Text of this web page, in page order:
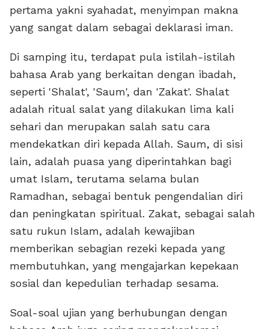
pertama yakni syahadat, menyimpan makna
yang sangat dalam sebagai deklarasi iman.
Di samping itu, terdapat pula istilah-istilah
bahasa Arab yang berkaitan dengan ibadah,
seperti 'Shalat', 'Saum', dan 'Zakat'. Shalat
adalah ritual salat yang dilakukan lima kali
sehari dan merupakan salah satu cara
mendekatkan diri kepada Allah. Saum, di sisi
lain, adalah puasa yang diperintahkan bagi
umat Islam, terutama selama bulan
Ramadhan, sebagai bentuk pengendalian diri
dan peningkatan spiritual. Zakat, sebagai salah
satu rukun Islam, adalah kewajiban
memberikan sebagian rezeki kepada yang
membutuhkan, yang mengajarkan kepekaan
sosial dan kepedulian terhadap sesama.
Soal-soal ujian yang berhubungan dengan